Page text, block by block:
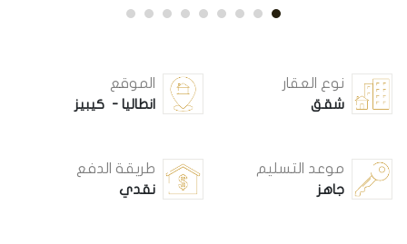
نوع العقار
شقق
الموقع
انطاليا - كيبيز
موعد التسليم
جاهز
طريقة الدفع
نقدي